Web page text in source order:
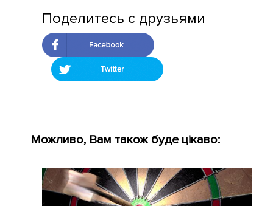
Поделитесь с друзьями
Можливо, Вам також буде цікаво: